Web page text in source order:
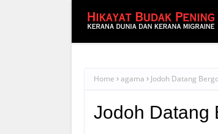
Home agama Jodoh Datang
Jodoh Datang